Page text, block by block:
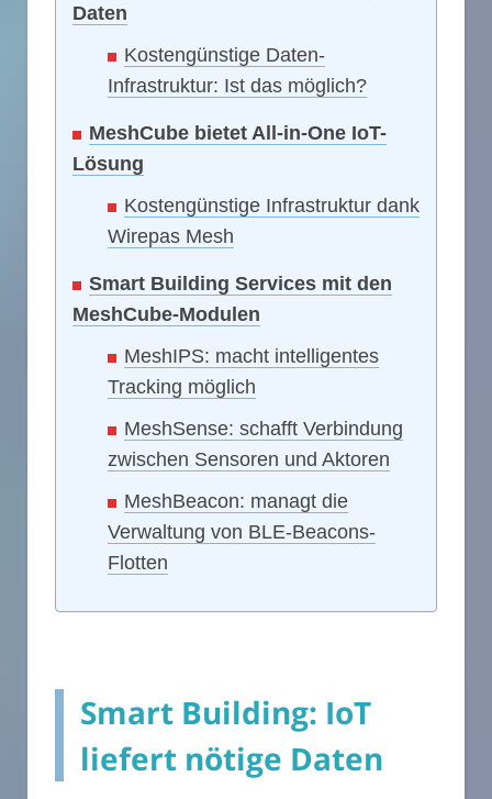
Daten
Kostengünstige Daten-
Infrastruktur: Ist das möglich?
MeshCube bietet All-in-One IoT-
Lösung
Kostengünstige Infrastruktur dank
Wirepas Mesh
Smart Building Services mit den
MeshCube-Modulen
MeshIPS: macht intelligentes
Tracking möglich
MeshSense: schafft Verbindung
zwischen Sensoren und Aktoren
MeshBeacon: managt die
Verwaltung von BLE-Beacons-
Flotten
Smart Building: IoT
liefert nötige Daten